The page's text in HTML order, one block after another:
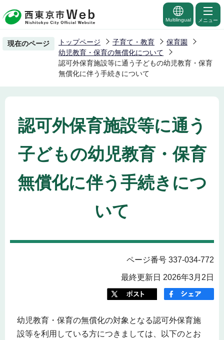
の
ー
先
頭
Multilingual メニュー
現在のページ トップページ 子育て・教育
保育園
幼児教育・保育の無償化について
認可外保育施設等に通う子どもの幼児教育・保育
無償化に伴う手続きについて
認可外保育施設等に通う
子どもの幼児教育・保育
無償化に伴う手続きにつ
いて
ページ番号 337-034-772
最終更新日 2026年3月2日
幼児教育・保育の無償化の対象となる認可外保育施
設等を利用している方につきましては、以下のとお